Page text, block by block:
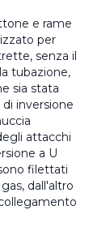
e rame
per
senza il
tubazione,
sia stata
inversione
attacchi
a U
filettati
dall'altro